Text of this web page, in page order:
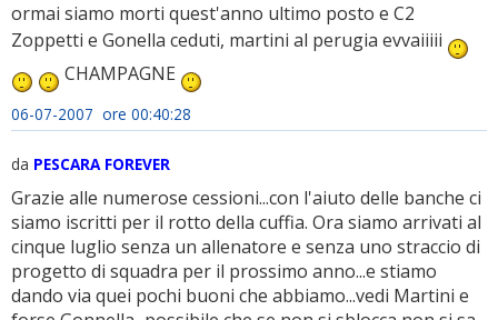
ormai siamo morti quest'anno ultimo posto e C2
Zoppetti e Gonella ceduti, martini al perugia evvaiiiii
CHAMPAGNE
06-07-2007 ore 00:40:28
da PESCARA FOREVER
Grazie alle numerose cessioni...con l'aiuto delle banche ci
siamo iscritti per il rotto della cuffia. Ora siamo arrivati al
cinque luglio senza un allenatore e senza uno straccio di
progetto di squadra per il prossimo anno...e stiamo
dando via quei pochi buoni che abbiamo...vedi Martini e